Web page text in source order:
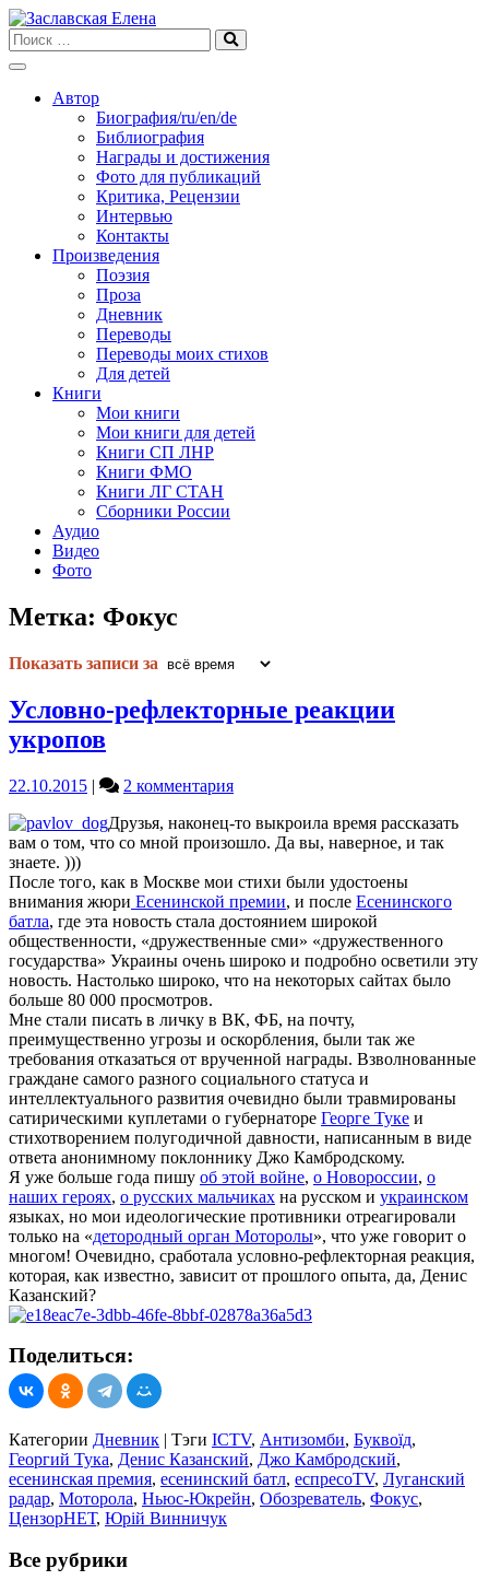
Skip
to
content
Автор
Биография/ru/en/de
Библиография
Награды и достижения
Фото для публикаций
Критика, Рецензии
Интервью
Контакты
Произведения
Поэзия
Проза
Дневник
Переводы
Переводы моих стихов
Для детей
Книги
Мои книги
Мои книги для детей
Книги СП ЛНР
Книги ФМО
Книги ЛГ СТАН
Сборники России
Аудио
Видео
Фото
Метка: Фокус
Показать записи за
Условно-рефлекторные реакции
укропов
22.10.2015 | 2 комментарияк
Условно-
рефлекторные
укропов
Друзья, наконец-то выкроила время рассказать
вам о том, что со мной произошло. Да вы, наверное, и так
знаете. )))
После того, как в Москве мои стихи были удостоены
внимания жюри Есенинской премии, и после Есенинского
батла, где эта новость стала достоянием широкой
общественности, «дружественные сми» «дружественного
государства» Украины очень широко и подробно осветили эту
новость. Настолько широко, что на некоторых сайтах было
больше 80 000 просмотров.
Мне стали писать в личку в ВК, ФБ, на почту,
преимущественно угрозы и оскорбления, были так же
требования отказаться от врученной награды. Взволнованные
граждане самого разного социального статуса и
интеллектуального развития очевидно были травмированы
сатирическими куплетами о губернаторе Георге Туке и
стихотворением полугодичной давности, написанным в виде
ответа анонимному поклоннику Джо Камбродскому.
Я уже больше года пишу об этой войне, о Новороссии, о
наших героях, о русских мальчиках на русском и украинском
языках, но мои идеологические противники отреагировали
только на «детородный орган Моторолы», что уже говорит о
многом! Очевидно, сработала условно-рефлекторная реакция,
которая, как известно, зависит от прошлого опыта, да, Денис
Казанский?
Поделиться:
Категории Дневник | Тэги ICTV, Антизомби, Буквоїд,
Георгий Тука, Денис Казанский, Джо Камбродский,
есенинская премия, есенинский батл, еспресоTV, Луганский
радар, Моторола, Ньюс-Юкрейн, Обозреватель, Фокус,
ЦензорНЕТ, Юрій Винничук
Все рубрики